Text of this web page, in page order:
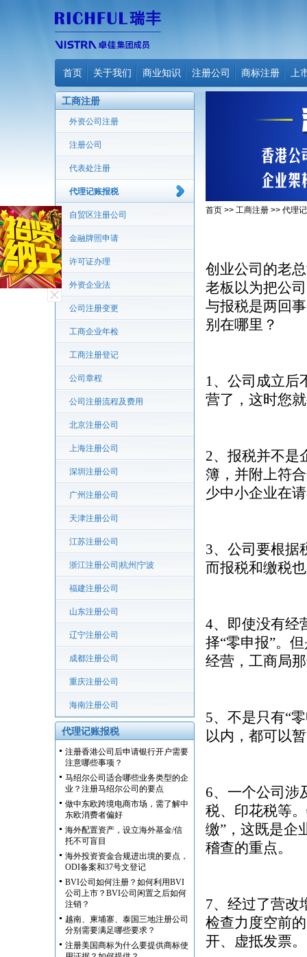
首页 关于我们 商业知识 注册公司 商标注册 上
工商注册
外资公司注册
注册公司
代表处注册
代理记账报税
自贸区注册公司
金融牌照申请
许可证办理
外资企业法
公司注册变更
工商企业年检
工商注册登记
公司章程
公司注册流程及费用
北京注册公司
上海注册公司
深圳注册公司
广州注册公司
天津注册公司
江苏注册公司
浙江注册公司|杭州|宁波
福建注册公司
山东注册公司
辽宁注册公司
成都注册公司
重庆注册公司
海南注册公司
代理记账报税
注册香港公司后申请银行开户需要
注意哪些事项？
马绍尔公司适合哪些业务类型的企
业？注册马绍尔公司的要点
做中东欧跨境电商市场，需了解中
东欧消费者偏好
海外配置资产，设立海外基金/信
托不可盲目
海外投资资金合规进出境的要点，
ODI备案和37号文登记
BVI公司如何注册？如何利用BVI
公司上市？BVI公司闲置之后如何
注销？
越南、柬埔寨、泰国三地注册公司
分别需要满足哪些要求？
注册美国商标为什么要提供商标使
首页 >> 工商注册 >> 代理
创业公司的老
老板以为把公
与报税是两回
别在哪里？
1、公司成立后
营了，这时您
2、报税并不是
簿，并附上符
少中小企业在
3、公司要根据
而报税和缴税
4、即使没有经
择“零申报”。
经营，工商局
5、不是只有“
以内，都可以
6、一个公司涉
税、印花税等
缴”，这既是企
稽查的重点。
7、经过了营改
检查力度空前
开、虚抵发票。